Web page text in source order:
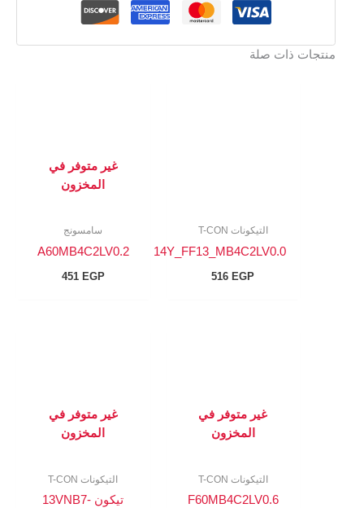
منتجات ذات صلة
التيكونات T-CON
14Y_FF13_MB4C2LV0.0
516 EGP
غير متوفر في
المخزون
سامسونج
A60MB4C2LV0.2
451 EGP
غير متوفر في
المخزون
التيكونات T-CON
F60MB4C2LV0.6
غير متوفر في
المخزون
التيكونات T-CON
تيكون 13VNB7-